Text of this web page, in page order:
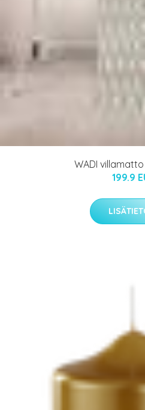
WADI
199.9